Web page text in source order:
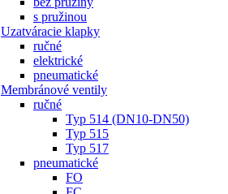
s pružinou
Uzatváracie klapky
ručné
elektrické
pneumatické
Membránové ventily
ručné
Typ 514 (DN10-DN50)
Typ 515
Typ 517
pneumatické
FO